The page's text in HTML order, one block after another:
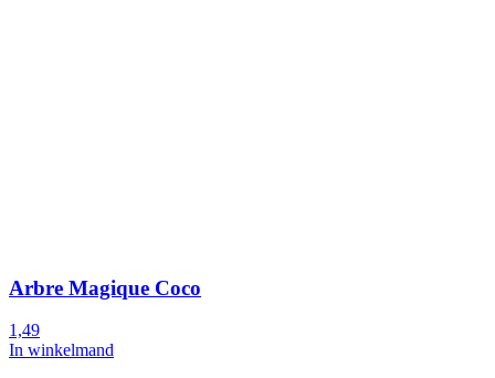
Arbre Magique Coco
1,49
In winkelmand